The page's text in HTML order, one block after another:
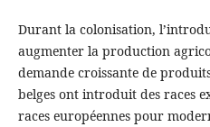
Durant la colonisation,
augmenter la production
demande croissante de
belges ont introduit des races
races européennes pour